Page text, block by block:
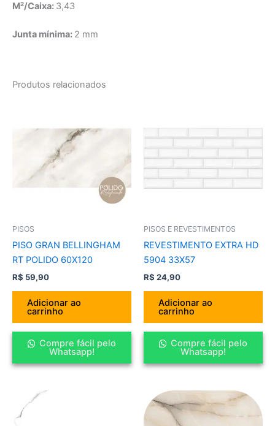
M²/Caixa: 3,43
Junta mínima: 2 mm
Produtos relacionados
PISOS
PISO GRAN BELLINGHAM
RT POLIDO 60X120
R$ 59,90
Adicionar ao
carrinho
Compre fácil pelo
Whatsapp!
PISOS E REVESTIMENTOS
REVESTIMENTO EXTRA HD
5904 33X57
R$ 24,90
Adicionar ao
carrinho
Compre fácil pelo
Whatsapp!